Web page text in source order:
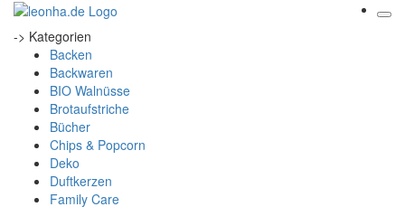
-> Kategorien
Backen
Backwaren
BIO Walnüsse
Brotaufstriche
Bücher
Chips & Popcorn
Deko
Duftkerzen
Family Care